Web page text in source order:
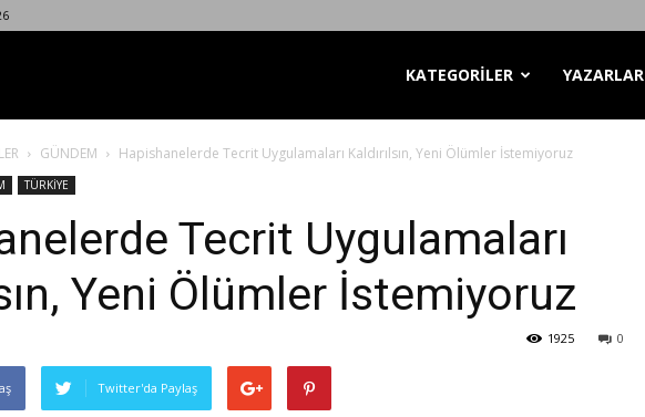
KATEGORİLER YAZARLAR
GÜNDEM Hapishanelerde Tecrit Uygulamaları Kaldırılsın, Yeni Ölümler İstemiyoruz
TÜRKİYE
Tecrit Uygulamaları
Yeni Ölümler İstemiyoruz
0
1925
Twitter'da Paylaş